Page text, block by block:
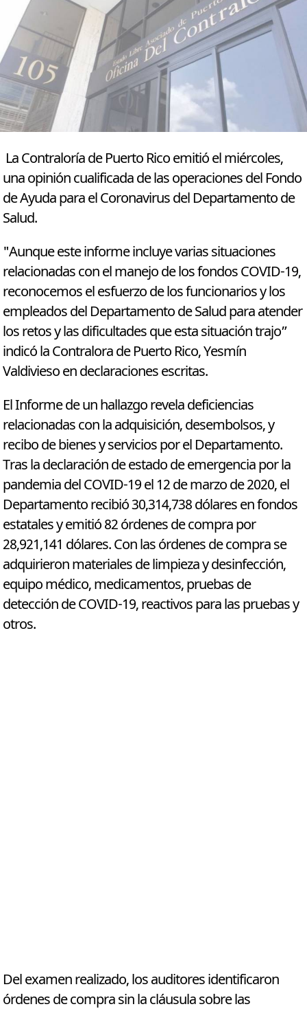
La Contraloría de Puerto Rico emitió el miércoles,
una opinión cualificada de las operaciones del Fondo
de Ayuda para el Coronavirus del Departamento de
Salud.
"Aunque este informe incluye varias situaciones
relacionadas con el manejo de los fondos COVID-19,
reconocemos el esfuerzo de los funcionarios y los
empleados del Departamento de Salud para atender
los retos y las dificultades que esta situación trajo”
indicó la Contralora de Puerto Rico, Yesmín
Valdivieso en declaraciones escritas.
El Informe de un hallazgo revela deficiencias
relacionadas con la adquisición, desembolsos, y
recibo de bienes y servicios por el Departamento.
Tras la declaración de estado de emergencia por la
pandemia del COVID-19 el 12 de marzo de 2020, el
Departamento recibió 30,314,738 dólares en fondos
estatales y emitió 82 órdenes de compra por
28,921,141 dólares. Con las órdenes de compra se
adquirieron materiales de limpieza y desinfección,
equipo médico, medicamentos, pruebas de
detección de COVID-19, reactivos para las pruebas y
otros.
Del examen realizado, los auditores identificaron
órdenes de compra sin la cláusula sobre las